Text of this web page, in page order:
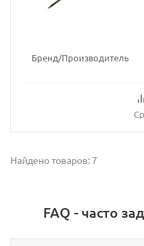
Бренд/Производитель
Найдено товаров: 7
FAQ - часто